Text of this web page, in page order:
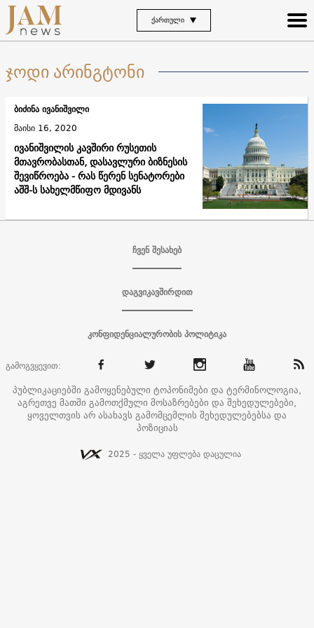
ᲥᲐᲠᲗᲣᲚᲘ
ჯოდი არინგტონი
ივანიშვილის კავშირი რუსეთის
მთავრობასთან, დასავლური ბიზნესის
შევიწროება - რას წერენ სენატორები
აშშ-ს სახელმწიფო მდივანს
ბიძინა ივანიშვილი
მაისი 16, 2020
ჩვენ შესახებ
დაგვიკავშირდით
კონფიდენციალურობის პოლიტიკა
გამოგვყევით:
პუბლიკაციებში გამოყენებული ტოპონიმები და ტერმინოლოგია,
აგრეთვე მათში გამოთქმული მოსაზრებები და შეხედულებები,
ყოველთვის არ ასახავს გამომცემლის შეხედულებებსა და
პოზიციას
2025 - ყველა უფლება დაცულია